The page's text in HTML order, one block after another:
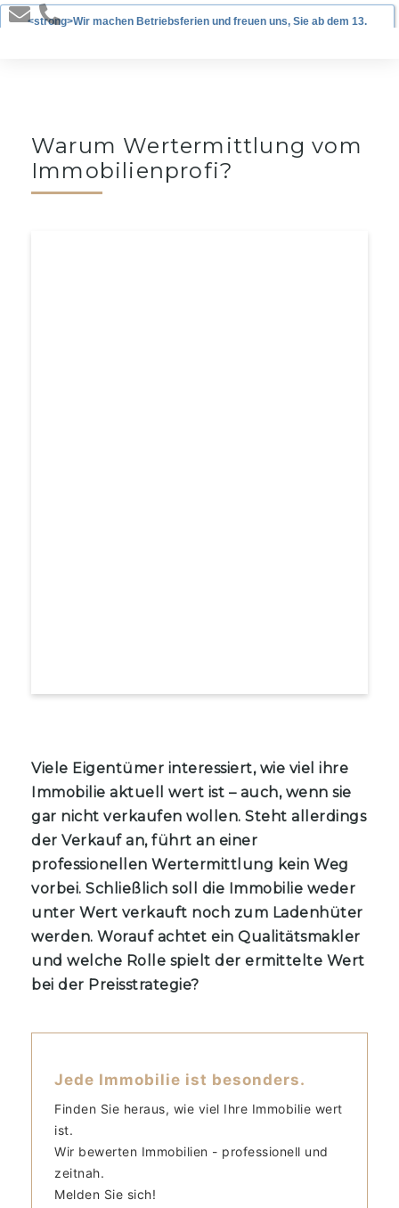
Warum Wertermittlung vom
Immobilienprofi?
Viele Eigentümer interessiert, wie viel ihre
Immobilie aktuell wert ist – auch, wenn sie
gar nicht verkaufen wollen. Steht allerdings
der Verkauf an, führt an einer
professionellen Wertermittlung kein Weg
vorbei. Schließlich soll die Immobilie weder
unter Wert verkauft noch zum Ladenhüter
werden. Worauf achtet ein Qualitätsmakler
und welche Rolle spielt der ermittelte Wert
bei der Preisstrategie?
Jede Immobilie ist besonders.
Finden Sie heraus, wie viel Ihre Immobilie wert
ist.
Wir bewerten Immobilien - professionell und
zeitnah.
Melden Sie sich!
<strong>Wir machen Betriebsferien und freuen uns, Sie ab dem 13.